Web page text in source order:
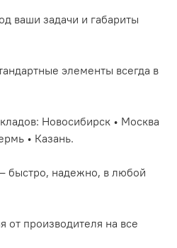
ваши задачи и габариты
элементы всегда в
Новосибирск • Москва
• Казань.
быстро, надежно, в любой
производителя на все